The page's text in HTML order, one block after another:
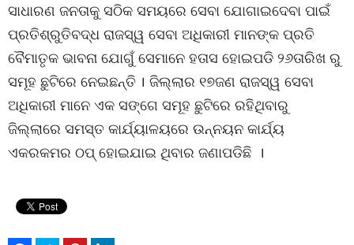
ସାଧାରଣ ଜନତାକୁ ସଠିକ ସମୟରେ ସେବା ଯୋଗାଇଦେବା ପାଇଁ
ପ୍ରତିଶ୍ରୁତିବଦ୍ଧ ରାଜସ୍ୱ ସେବା ଅଧିକାରୀ ମାନଙ୍କ ପ୍ରତି
ବୈମାତୃକ ଭାବନା ଯୋଗୁଁ ସେମାନେ ହତାସ ହୋଇପଡି ୨୬ତାରିଖ ରୁ
ସମୂହ ଛୁଟିରେ ନେଇଛନ୍ତି । ଜିଲ୍ଲାର ୧୭ଜଣ ରାଜସ୍ୱ ସେବା
ଅଧିକାରୀ ମାନେ ଏକ ସଙ୍ଗେ ସମୂହ ଛୁଟିରେ ରହିଥିବାରୁ
ଜିଲ୍ଲାରେ ସମସ୍ତ କାର୍ଯ୍ୟାଳୟରେ ଉନ୍ନୟନ କାର୍ଯ୍ୟ
ଏକରକମର ଠପ୍ ହୋଇଯାଇ ଥିବାର ଜଣାପଡିଛି ।